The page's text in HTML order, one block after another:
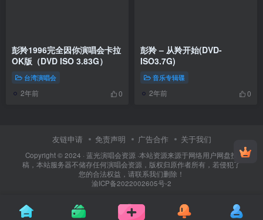
彭羚1996完全因你演唱会卡拉
OK版（DVD ISO 3.83G）
台湾演唱会
2年前 0
彭羚 – 从羚开始(DVD-
ISO3.7G)
音乐专辑碟
2年前 0
友链申请 免责声明 广告合作 关于我们
Copyright © 2024 · 蓝光演唱会资源 ·本站资源来源于网络用户网盘投
稿，本站服务器不储存任何演唱会资源，版权归原作者所有，若侵犯了
您的合法权益，请联系我们删除！
渝ICP备2022002605号-2